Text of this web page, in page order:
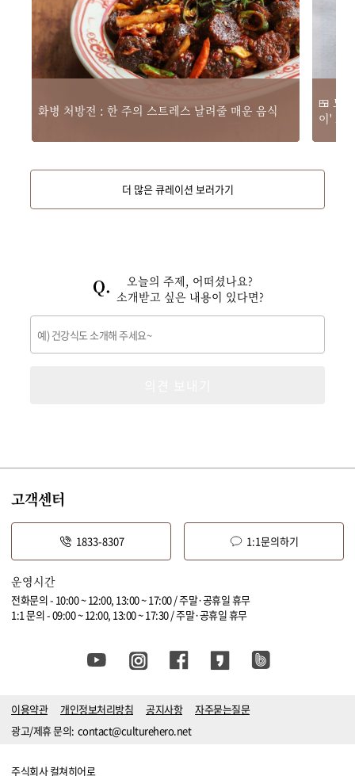
화병 처방전 : 한 주의 스트레스 날려줄 매운 음식
🍱 도
이' 요
더 많은 큐레이션 보러가기
오늘의 주제, 어떠셨나요?
소개받고 싶은 내용이 있다면?
고객센터
1833-8307 1:1문의하기
운영시간
전화문의 - 10:00 ~ 12:00, 13:00 ~ 17:00 / 주말·공휴일 휴무
1:1 문의 - 09:00 ~ 12:00, 13:00 ~ 17:30 / 주말·공휴일 휴무
이용약관 개인정보처리방침 공지사항
자주묻는질문
광고/제휴 문의: contact@culturehero.net
주식회사 컬쳐히어로